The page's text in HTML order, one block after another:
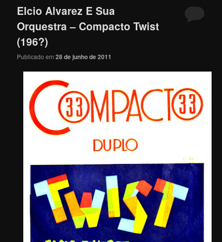
Elcio Alvarez E Sua
Orquestra – Compacto Twist
(196?)
Publicado em28 de junho de 2011